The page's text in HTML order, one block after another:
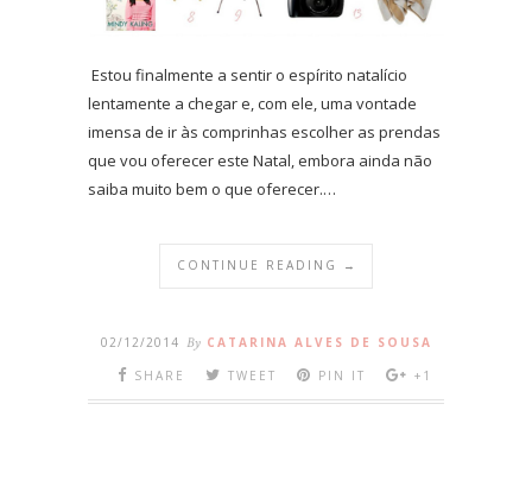
Estou finalmente a sentir o espírito natalício
lentamente a chegar e, com ele, uma vontade
imensa de ir às comprinhas escolher as prendas
que vou oferecer este Natal, embora ainda não
saiba muito bem o que oferecer.…
CONTINUE READING →
02/12/2014 By CATARINA ALVES DE SOUSA
SHARE
TWEET PIN IT +1